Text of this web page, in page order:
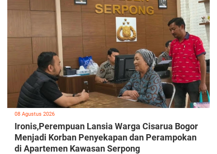
08 Agustus 2026
Ironis,Perempuan Lansia Warga Cisarua Bogor
Menjadi Korban Penyekapan dan Perampokan
di Apartemen Kawasan Serpong